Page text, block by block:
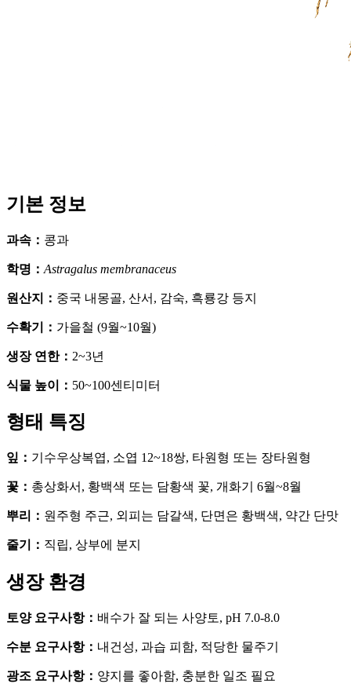
기본 정보
과속 ： 콩과
학명 ： Astragalus membranaceus
원산지 ： 중국 내몽골, 산서, 감숙, 흑룡강 등지
수확기 ： 가을철 (9월~10월)
생장 연한： 2~3년
식물 높이 ： 50~100센티미터
형태 특징
잎 ： 기수우상복엽, 소엽 12~18쌍, 타원형 또는 장타원형
꽃 ： 총상화서, 황백색 또는 담황색 꽃, 개화기 6월~8월
뿌리 ： 원주형 주근, 외피는 담갈색, 단면은 황백색, 약간 단맛
줄기 ： 직립, 상부에 분지
생장 환경
토양 요구사항： 배수가 잘 되는 사양토, pH 7.0-8.0
수분 요구사항： 내건성, 과습 피함, 적당한 물주기
광조 요구사항： 양지를 좋아함, 충분한 일조 필요